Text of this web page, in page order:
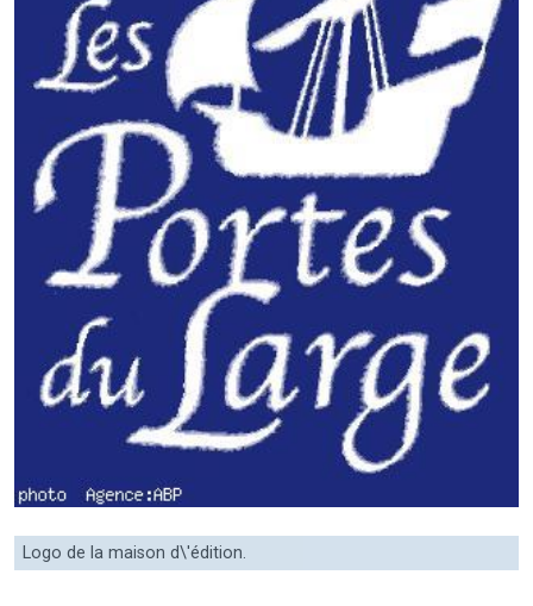
Logo de la maison d\'édition.